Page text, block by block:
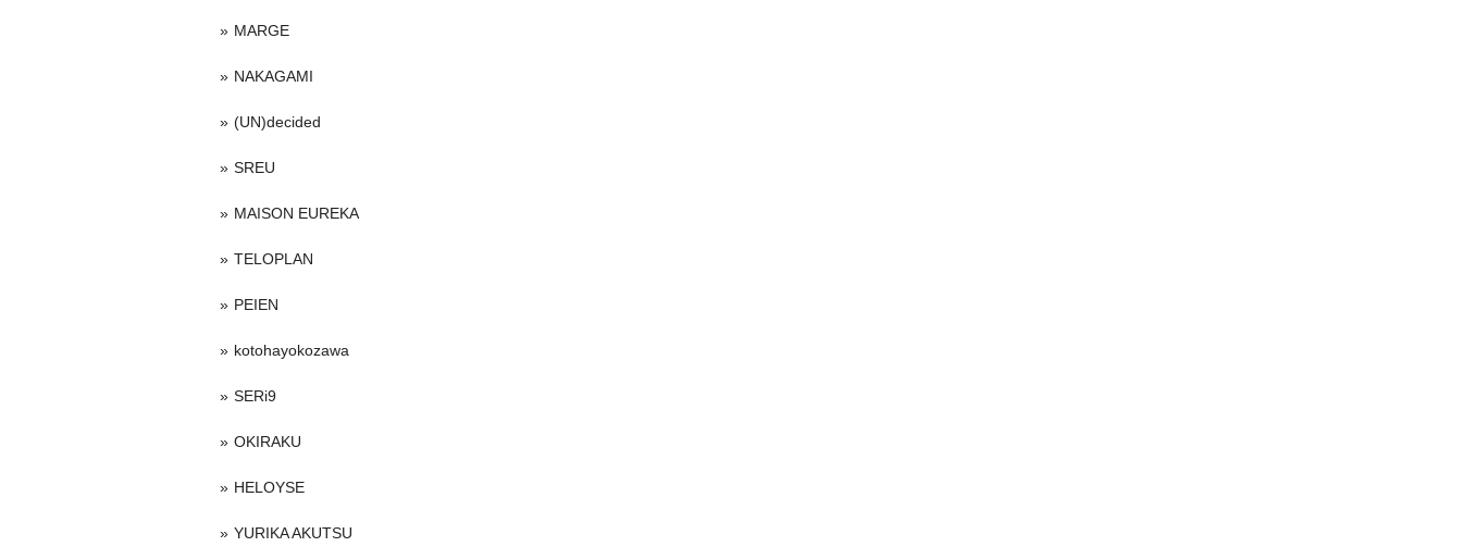
MARGE
NAKAGAMI
(UN)decided
SREU
MAISON EUREKA
TELOPLAN
PEIEN
kotohayokozawa
SERi9
OKIRAKU
HELOYSE
YURIKA AKUTSU